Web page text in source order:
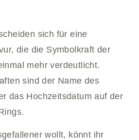
sich für eine
die die Symbolkraft der
mehr verdeutlicht.
sind der Name des
das Hochzeitsdatum auf der
wollt, könnt ihr